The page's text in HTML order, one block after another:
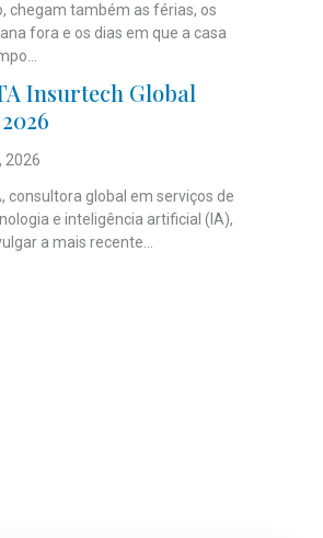
chegam também as férias, os
fora e os dias em que a casa
Insurtech Global
2026
consultora global em serviços de
e inteligência artificial (IA),
a mais recente...